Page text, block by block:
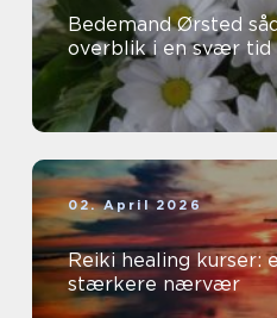
Bedemand Ørsted sådan får du ro og
overblik i en svær tid
02. April 2026
Reiki healing kurser:
stærkere nærvær